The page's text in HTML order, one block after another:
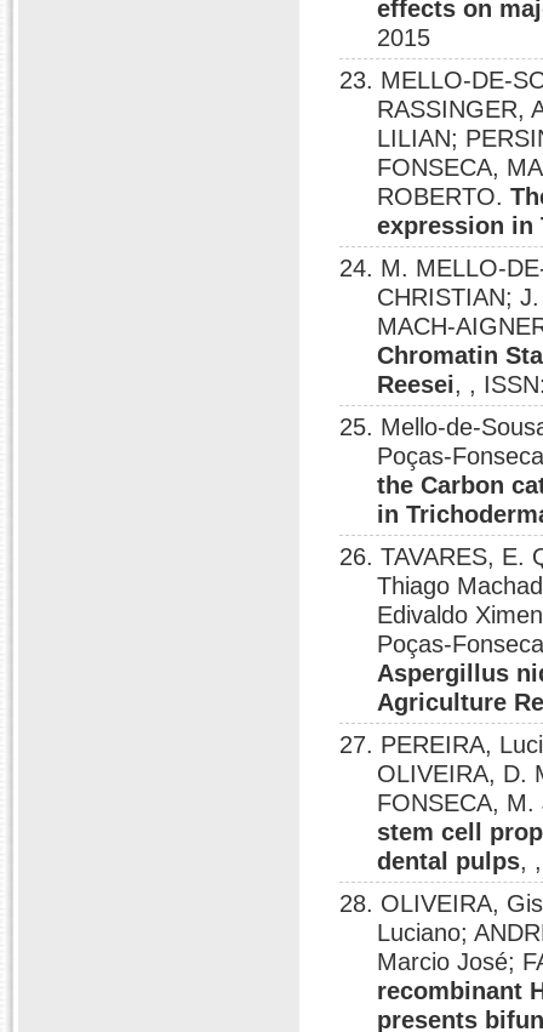
effects on
2015
23. MELLO-DE-
RASSINGER,
LILIAN;
FONSECA,
ROBERTO.
expression in
24. M. MELLO-
CHRISTIAN;
MACH-
Chromatin
Reesei, ,
25. Mello-de-
Poças-
the Carbon
in
26. TAVARES, E.
Thiago
Edivaldo
Poças-
Aspergillus
Agriculture
27. PEREIRA,
OLIVEIRA, D.
FONSECA,
stem cell
dental pulps,
28. OLIVEIRA,
Luciano;
Marcio José;
recombinant
presents